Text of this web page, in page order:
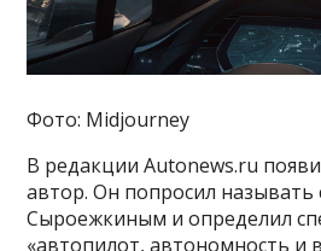
Фото: Midjourney
В редакции Autonews.ru
автор. Он попросил называть
Сыроежкиным и определил
«автопилот, автономность и